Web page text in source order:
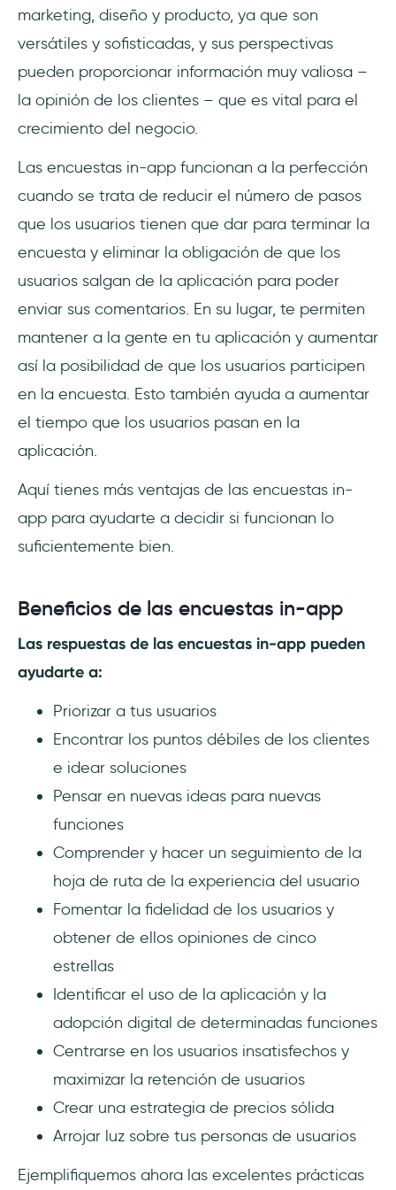
marketing, diseño y producto, ya que son
versátiles y sofisticadas, y sus perspectivas
pueden proporcionar información muy valiosa –
la opinión de los clientes – que es vital para el
crecimiento del negocio.
Las encuestas in-app funcionan a la perfección
cuando se trata de reducir el número de pasos
que los usuarios tienen que dar para terminar la
encuesta y eliminar la obligación de que los
usuarios salgan de la aplicación para poder
enviar sus comentarios. En su lugar, te permiten
mantener a la gente en tu aplicación y aumentar
así la posibilidad de que los usuarios participen
en la encuesta. Esto también ayuda a aumentar
el tiempo que los usuarios pasan en la
aplicación.
Aquí tienes más ventajas de las encuestas in-
app para ayudarte a decidir si funcionan lo
suficientemente bien.
Beneficios de las encuestas in-app
Las respuestas de las encuestas in-app pueden
ayudarte a:
Priorizar a tus usuarios
Encontrar los puntos débiles de los clientes
e idear soluciones
Pensar en nuevas ideas para nuevas
funciones
Comprender y hacer un seguimiento de la
hoja de ruta de la experiencia del usuario
Fomentar la fidelidad de los usuarios y
obtener de ellos opiniones de cinco
estrellas
Identificar el uso de la aplicación y la
adopción digital de determinadas funciones
Centrarse en los usuarios insatisfechos y
maximizar la retención de usuarios
Crear una estrategia de precios sólida
Arrojar luz sobre tus personas de usuarios
Ejemplifiquemos ahora las excelentes prácticas